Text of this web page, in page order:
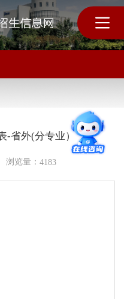
-省外(分专业）
浏览量：4183